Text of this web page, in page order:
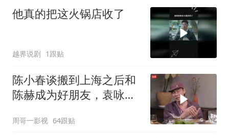
他真的把这火锅店收了
越界说剧 1跟贴
陈小春谈搬到上海之后和
陈赫成为好朋友，袁咏仪
周哥一影视 64跟贴